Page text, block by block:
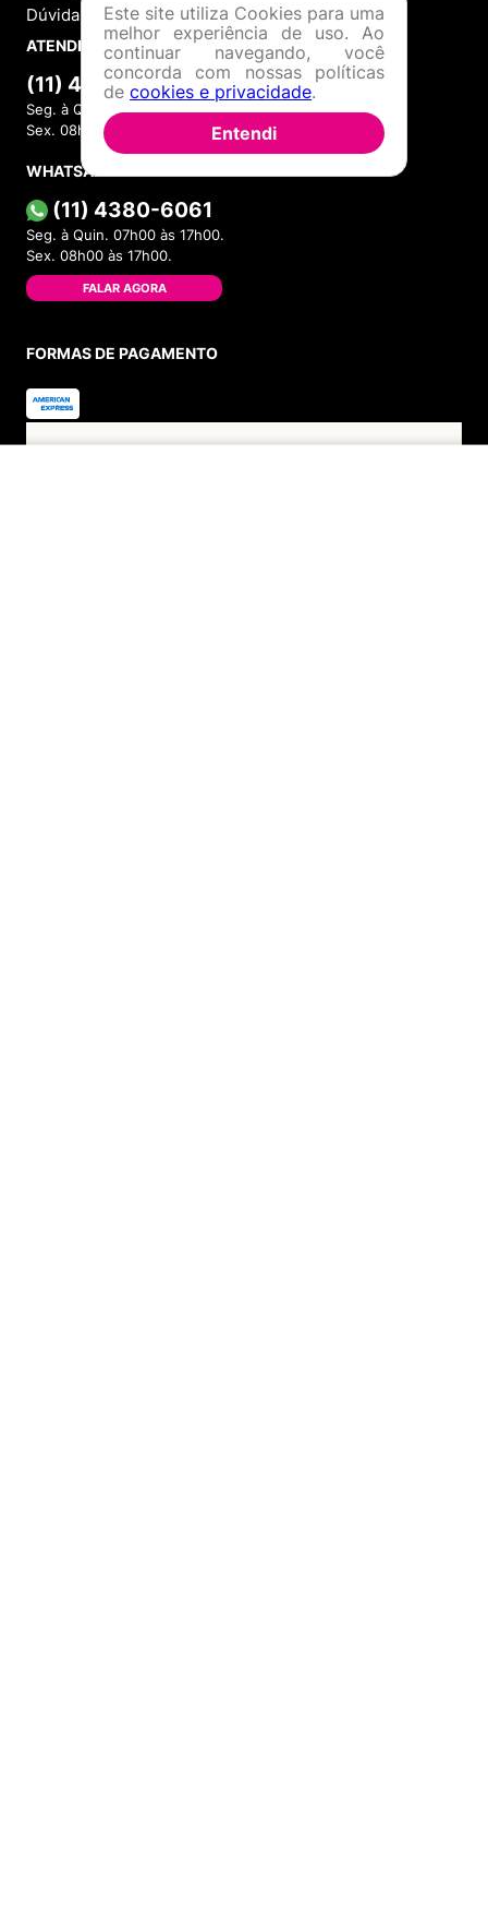
Dúvidas Frequentes
ATENDIMENTO
(11) 4380-6061
Seg. à Quin. 07h00 às 17h00.
Sex. 08h00 às 17h00.
WHATSAPP
(11) 4380-6061
Seg. à Quin. 07h00 às 17h00.
Sex. 08h00 às 17h00.
FALAR AGORA
FORMAS DE PAGAMENTO
Este site utiliza Cookies para uma
melhor experiência de uso. Ao
continuar navegando, você
concorda com nossas políticas
de cookies e privacidade.
Entendi